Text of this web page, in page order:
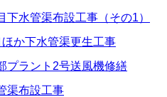
管渠布設工事（その1）
下水管渠更生工事
ラント2号送風機修繕
布設工事